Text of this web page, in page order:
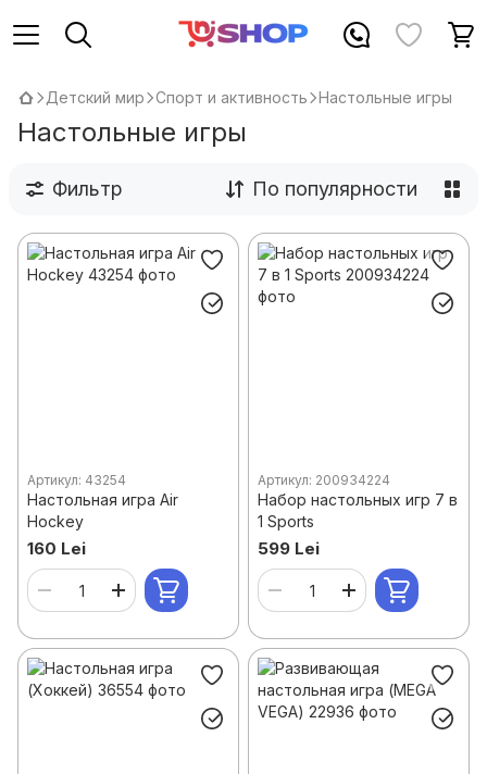
Детский мир Спорт и активность Настольные игры
Настольные игры
Фильтр По популярности
Артикул: 43254
Настольная игра Air
Hockey
160 Lei
Артикул: 200934224
Набор настольных игр 7 в
1 Sports
599 Lei